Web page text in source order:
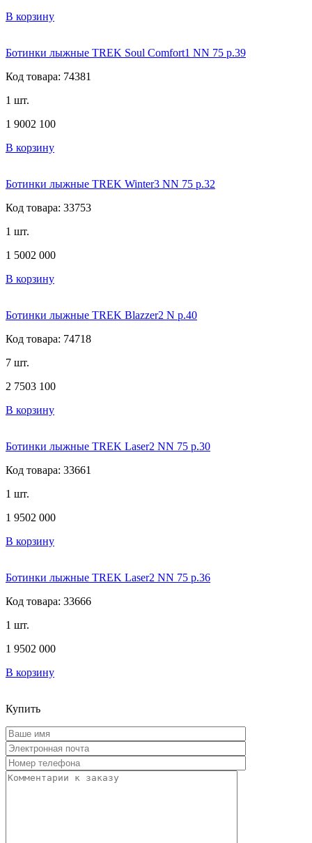
В корзину
Ботинки лыжные TREK Soul Comfort1 NN 75 р.39
Код товара: 74381
1 шт.
1 9002 100
В корзину
Ботинки лыжные TREK Winter3 NN 75 р.32
Код товара: 33753
1 шт.
1 5002 000
В корзину
Ботинки лыжные TREK Blazzer2 N р.40
Код товара: 74718
7 шт.
2 7503 100
В корзину
Ботинки лыжные TREK Laser2 NN 75 р.30
Код товара: 33661
1 шт.
1 9502 000
В корзину
Ботинки лыжные TREK Laser2 NN 75 р.36
Код товара: 33666
1 шт.
1 9502 000
В корзину
Купить